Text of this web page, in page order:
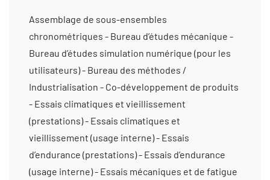
Assemblage de sous-ensembles
chronométriques - Bureau d’études mécanique -
Bureau d’études simulation numérique (pour les
utilisateurs) - Bureau des méthodes /
Industrialisation - Co-développement de produits
- Essais climatiques et vieillissement
(prestations) - Essais climatiques et
vieillissement (usage interne) - Essais
d’endurance (prestations) - Essais d’endurance
(usage interne) - Essais mécaniques et de fatigue